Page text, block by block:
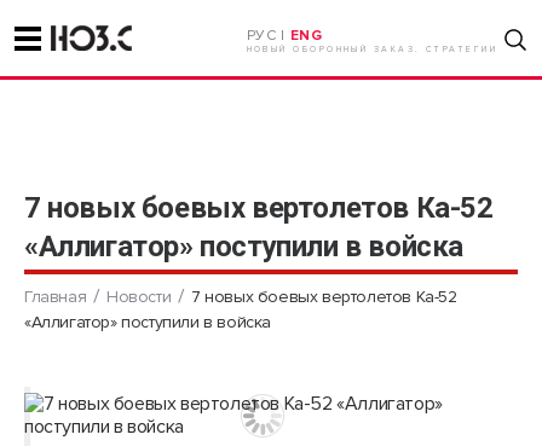
РУС | ENG
НОВЫЙ ОБОРОННЫЙ ЗАКАЗ. СТРАТЕГИИ
7 новых боевых вертолетов Ка-52
«Аллигатор» поступили в войска
Главная Новости
7 новых боевых вертолетов Ка-52
«Аллигатор» поступили в войска